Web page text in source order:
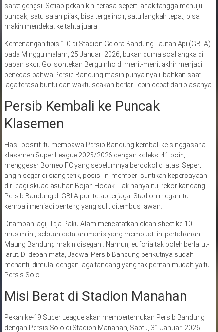
sarat gengsi. Setiap pekan kini terasa seperti anak tangga menuju
puncak, satu salah pijak, bisa tergelincir, satu langkah tepat, bisa
makin mendekat ke tahta juara.
Kemenangan tipis 1-0 di Stadion Gelora Bandung Lautan Api (GBLA)
pada Minggu malam, 25 Januari 2026, bukan cuma soal angka di
papan skor. Gol sontekan Berguinho di menit-menit akhir menjadi
penegas bahwa Persib Bandung masih punya nyali, bahkan saat
laga terasa buntu dan waktu seakan berlari lebih cepat dari biasanya.
Persib Kembali ke Puncak
Klasemen
Hasil positif itu membawa Persib Bandung kembali ke singgasana
klasemen Super League 2025/2026 dengan koleksi 41 poin,
menggeser Borneo FC yang sebelumnya bercokol di atas. Seperti
angin segar di siang terik, posisi ini memberi suntikan kepercayaan
diri bagi skuad asuhan Bojan Hodak. Tak hanya itu, rekor kandang
Persib Bandung di GBLA pun tetap terjaga. Stadion megah itu
kembali menjadi benteng yang sulit ditembus lawan.
Ditambah lagi, Teja Paku Alam mencatatkan clean sheet ke-10
musim ini, sebuah catatan manis yang membuat lini pertahanan
Maung Bandung makin disegani. Namun, euforia tak boleh berlarut-
larut. Di depan mata, Jadwal Persib Bandung berikutnya sudah
menanti, dimulai dengan laga tandang yang tak pernah mudah yaitu
Persis Solo.
Misi Berat di Stadion Manahan
Pekan ke-19 Super League akan mempertemukan Persib Bandung
dengan Persis Solo di Stadion Manahan, Sabtu, 31 Januari 2026.